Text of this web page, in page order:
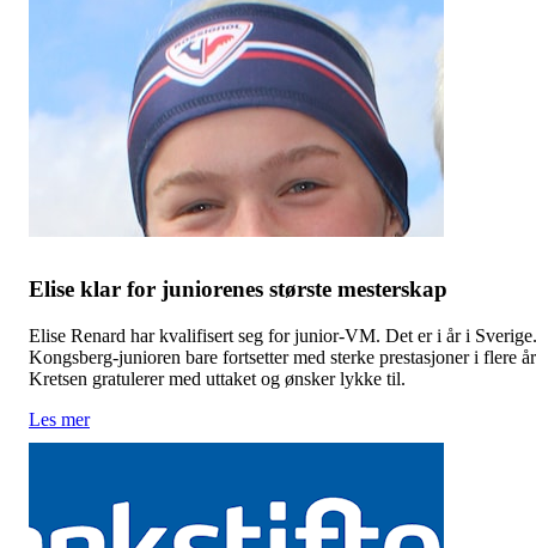
Elise klar for juniorenes største mesterskap
Elise Renard har kvalifisert seg for junior-VM. Det er i år i Sverige.
Kongsberg-junioren bare fortsetter med sterke prestasjoner i flere
Kretsen gratulerer med uttaket og ønsker lykke til.
Les mer